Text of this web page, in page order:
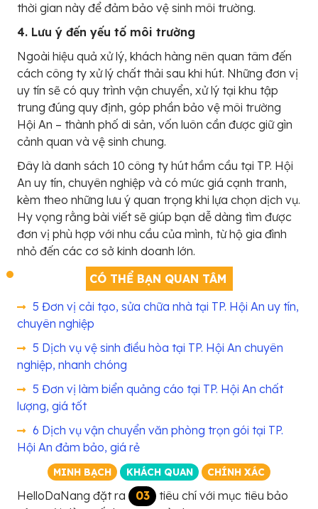
thời gian này để đảm bảo vệ sinh môi trường.
4. Lưu ý đến yếu tố môi trường
Ngoài hiệu quả xử lý, khách hàng nên quan tâm đến
cách công ty xử lý chất thải sau khi hút. Những đơn vị
uy tín sẽ có quy trình vận chuyển, xử lý tại khu tập
trung đúng quy định, góp phần bảo vệ môi trường
Hội An – thành phố di sản, vốn luôn cần được giữ gìn
cảnh quan và vệ sinh chung.
Đây là danh sách 10 công ty hút hầm cầu tại TP. Hội
An uy tín, chuyên nghiệp và có mức giá cạnh tranh,
kèm theo những lưu ý quan trọng khi lựa chọn dịch vụ.
Hy vọng rằng bài viết sẽ giúp bạn dễ dàng tìm được
đơn vị phù hợp với nhu cầu của mình, từ hộ gia đình
nhỏ đến các cơ sở kinh doanh lớn.
CÓ THỂ BẠN QUAN TÂM
5 Đơn vị cải tạo, sửa chữa nhà tại TP. Hội An uy tín,
chuyên nghiệp
5 Dịch vụ vệ sinh điều hòa tại TP. Hội An chuyên
nghiệp, nhanh chóng
5 Đơn vị làm biển quảng cáo tại TP. Hội An chất
lượng, giá tốt
6 Dịch vụ vận chuyển văn phòng trọn gói tại TP.
Hội An đảm bảo, giá rẻ
MINH BẠCH KHÁCH QUAN CHÍNH XÁC
HelloDaNang đặt ra 03
tiêu chí với mục tiêu bảo